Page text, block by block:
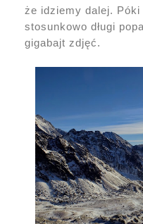
że idziemy dalej.
stosunkowo długi
gigabajt zdjęć.